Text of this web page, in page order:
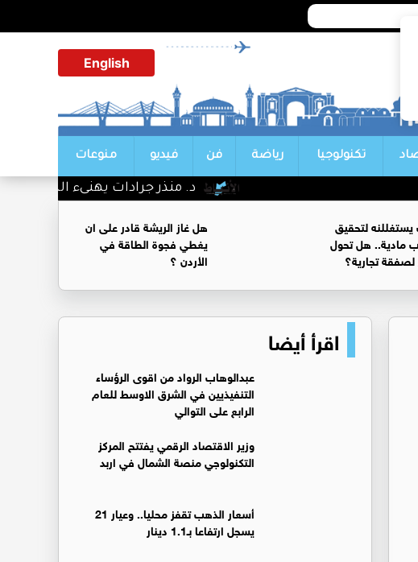
English
تكنولوجيا رياضة فن فيديو منوعات
د. منذر جرادات يهنىء الشيخ سليمان
يستغللنه لتحقيق
مادية.. هل تحول
لصفقة تجارية؟
هل غاز الريشة قادر على ان
يغطي فجوة الطاقة في
الأردن ؟
اقرأ أيضا
عبدالوهاب الرواد من اقوى الرؤساء
التنفيذيين في الشرق الاوسط للعام
الرابع على التوالي
وزير الاقتصاد الرقمي يفتتح المركز
التكنولوجي منصة الشمال في اربد
أسعار الذهب تقفز محليا.. وعيار 21
يسجل ارتفاعا بـ1.1 دينار